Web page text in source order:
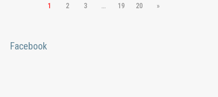
1 2 3 … 19 20 »
Facebook